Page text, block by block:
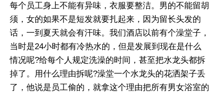
每个员工身上不能有异味，衣服要整洁。男的不能留胡
须，女的如果不是短发就要扎起来，因为留长头发的
话，一到夏天就会有汗味。我们酒店以前有个澡堂子，
当时是24小时都有冷热水的，但是发展到现在是什么
情况呢?给每个人规定洗澡的时间，甚至把水龙头都拆
掉了。用什么理由拆呢?澡堂一个水龙头的花洒架子丢
了，他说是员工偷的，就拿这个理由把所有男女浴室的